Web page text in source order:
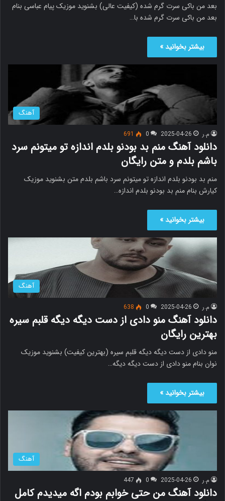
بعد من باکی سرت گرم شده (کیفیت عالی) بشنوید موزیک پیام عباسی بنام
بعد من باکی سرت گرم شده با…
بیشتر بخوانید »
آهنگ
م.ر 2025-04-26
0
691
دانلود آهنگ منم بد بودنو بلدم اندازه تو میتونم سرد
باشم بلدم و متن رایگان
منم بد بودنو بلدم اندازه تو میتونم سرد باشم بلدم متن بشنوید موزیک
کیارش بنام منم بد بودنو بلدم اندازه…
بیشتر بخوانید »
آهنگ
م.ر 2025-04-26
0
638
دانلود آهنگ منو دادی از دست دیگه دیگه قلبم سیره
بهترین رایگان
منو دادی از دست دیگه دیگه قلبم سیره (بهترین کیفیت) بشنوید موزیک
نوان بنام منو دادی از دست دیگه دیگه…
بیشتر بخوانید »
آهنگ
م.ر 2025-04-26
0
447
دانلود آهنگ من حتی خوابم بودم اگه میدیدم کامل